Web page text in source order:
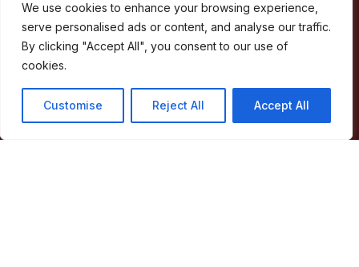
We use cookies to enhance your browsing experience,
serve personalised ads or content, and analyse our traffic.
By clicking "Accept All", you consent to our use of
cookies.
Customise Reject All Accept All
Concelho
Município
Apoio ao Munícipe
Turismo